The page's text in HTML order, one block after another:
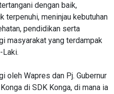
dengan baik,
meninjau kebutuhan
pendidikan serta
masyarakat yang terdampak
Laki.
oleh Wapres dan Pj. Gubernur
di SDK Konga, di mana ia